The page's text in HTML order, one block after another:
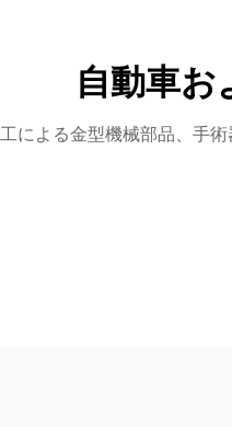
自動車お
による金型機械部品、手